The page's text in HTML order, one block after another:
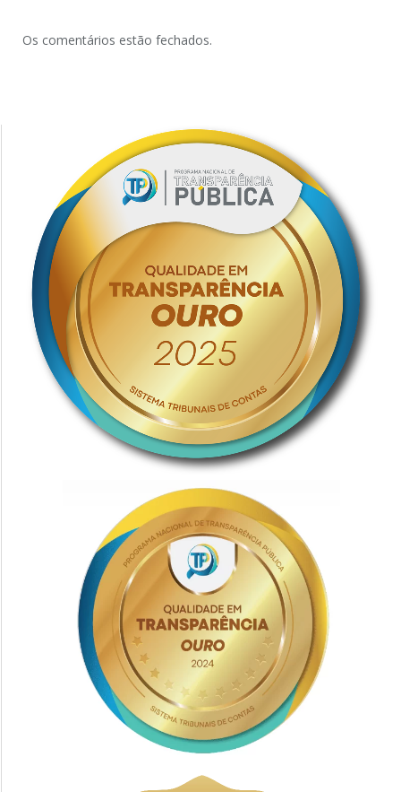
Os comentários estão fechados.